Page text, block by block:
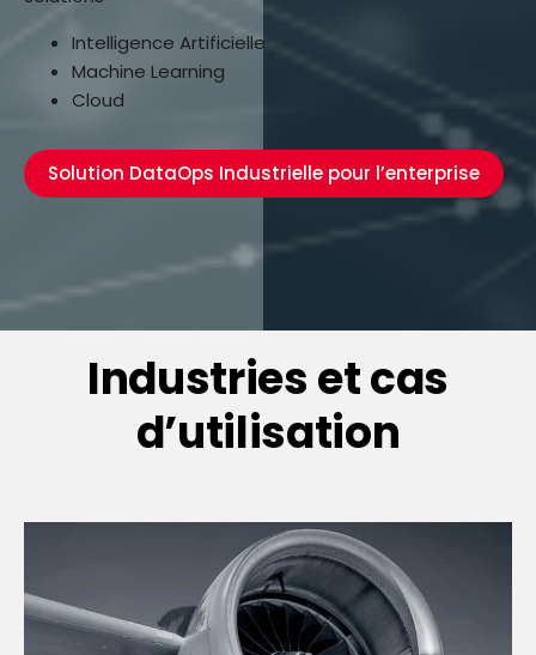
Intelligence Artificielle
Machine Learning
Cloud
Solution DataOps Industrielle pour l’enterprise
Industries et cas
d’utilisation